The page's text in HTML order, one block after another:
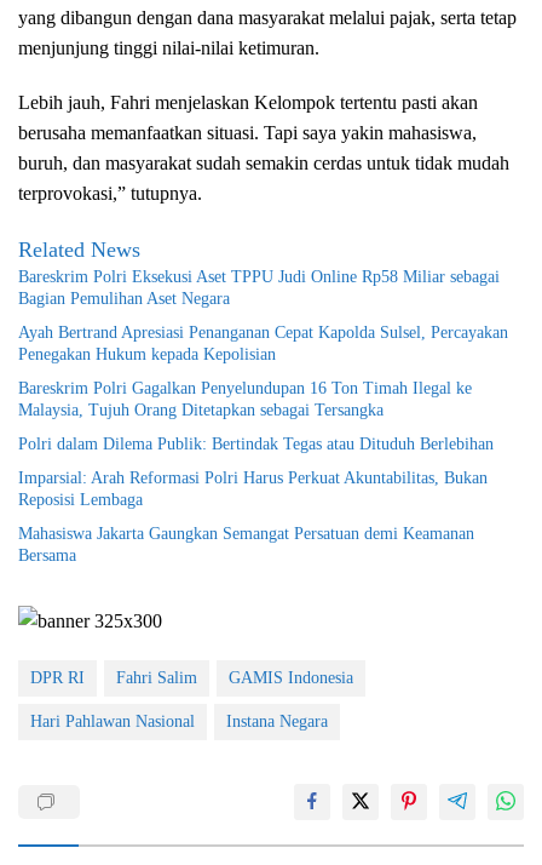
yang dibangun dengan dana masyarakat melalui pajak, serta tetap
menjunjung tinggi nilai-nilai ketimuran.
Lebih jauh, Fahri menjelaskan Kelompok tertentu pasti akan
berusaha memanfaatkan situasi. Tapi saya yakin mahasiswa,
buruh, dan masyarakat sudah semakin cerdas untuk tidak mudah
terprovokasi,” tutupnya.
Related News
Bareskrim Polri Eksekusi Aset TPPU Judi Online Rp58 Miliar sebagai
Bagian Pemulihan Aset Negara
Ayah Bertrand Apresiasi Penanganan Cepat Kapolda Sulsel, Percayakan
Penegakan Hukum kepada Kepolisian
Bareskrim Polri Gagalkan Penyelundupan 16 Ton Timah Ilegal ke
Malaysia, Tujuh Orang Ditetapkan sebagai Tersangka
Polri dalam Dilema Publik: Bertindak Tegas atau Dituduh Berlebihan
Imparsial: Arah Reformasi Polri Harus Perkuat Akuntabilitas, Bukan
Reposisi Lembaga
Mahasiswa Jakarta Gaungkan Semangat Persatuan demi Keamanan
Bersama
DPR RI Fahri Salim GAMIS Indonesia
Hari Pahlawan Nasional Instana Negara